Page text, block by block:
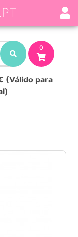
0
(Válido para